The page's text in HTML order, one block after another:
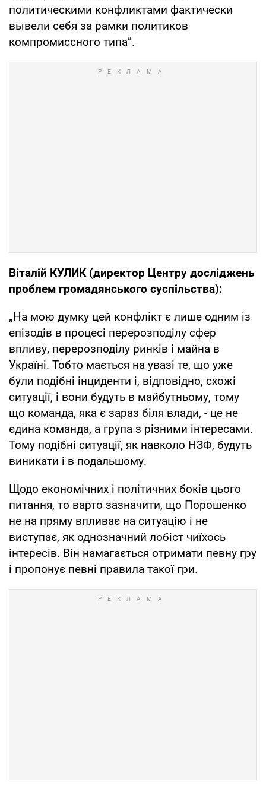
политическими конфликтами фактически
вывели себя за рамки политиков
компромиссного типа”.
Віталій КУЛИК (директор Центру досліджень
проблем громадянського суспільства):
„На мою думку цей конфлікт є лише одним із
епізодів в процесі перерозподілу сфер
впливу, перерозподілу ринків і майна в
Україні. Тобто мається на увазі те, що уже
були подібні інциденти і, відповідно, схожі
ситуації, і вони будуть в майбутньому, тому
що команда, яка є зараз біля влади, - це не
єдина команда, а група з різними інтересами.
Тому подібні ситуації, як навколо НЗФ, будуть
виникати і в подальшому.
Щодо економічних і політичних боків цього
питання, то варто зазначити, що Порошенко
не на пряму впливає на ситуацію і не
виступає, як однозначний лобіст чиїхось
інтересів. Він намагається отримати певну гру
і пропонує певні правила такої гри.